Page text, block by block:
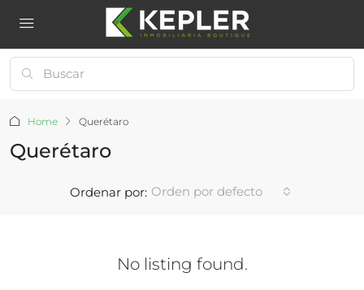
Home Querétaro
Querétaro
Ordenar por: Orden por defecto
No listing found.